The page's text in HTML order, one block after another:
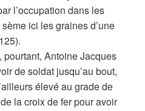
l’occupation dans les
ici les graines d’une
Antoine Jacques
de soldat jusqu’au bout,
élevé au grade de
la croix de fer pour avoir